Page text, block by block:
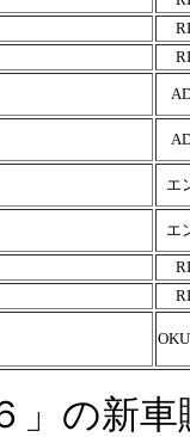
エ
エ
」の新